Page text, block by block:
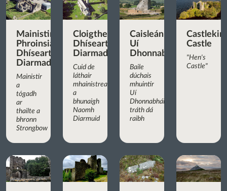
Mainistir
Phroinsiasach
Dhíseart
Diarmada
Mainistir
a
tógadh
ar
thailte a
bhronn
Strongbow
Cloigtheach
Dhíseart
Diarmada
Cuid de
láthair
mhainistreach
a
bhunaigh
Naomh
Diarmuid
Caisleán
Uí
Dhonnabháin
Baile
dúchais
mhuintir
Uí
Dhonnabháin
tráth dá
raibh
Castle
"Hen's
Castle"